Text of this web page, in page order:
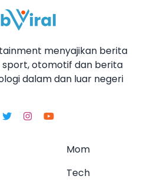
menyajikan berita
sport, otomotif dan berita
dalam dan luar negeri
Mom
Tech